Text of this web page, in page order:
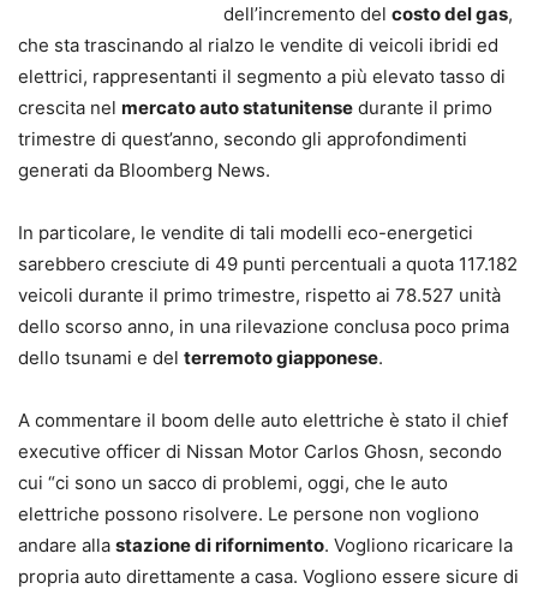
dell’incremento del costo del gas,
che sta trascinando al rialzo le vendite di veicoli ibridi ed
elettrici, rappresentanti il segmento a più elevato tasso di
crescita nel mercato auto statunitense durante il primo
trimestre di quest’anno, secondo gli approfondimenti
generati da Bloomberg News.
In particolare, le vendite di tali modelli eco-energetici
sarebbero cresciute di 49 punti percentuali a quota 117.182
veicoli durante il primo trimestre, rispetto ai 78.527 unità
dello scorso anno, in una rilevazione conclusa poco prima
dello tsunami e del terremoto giapponese.
A commentare il boom delle auto elettriche è stato il chief
executive officer di Nissan Motor Carlos Ghosn, secondo
cui “ci sono un sacco di problemi, oggi, che le auto
elettriche possono risolvere. Le persone non vogliono
andare alla stazione di rifornimento. Vogliono ricaricare la
propria auto direttamente a casa. Vogliono essere sicure di